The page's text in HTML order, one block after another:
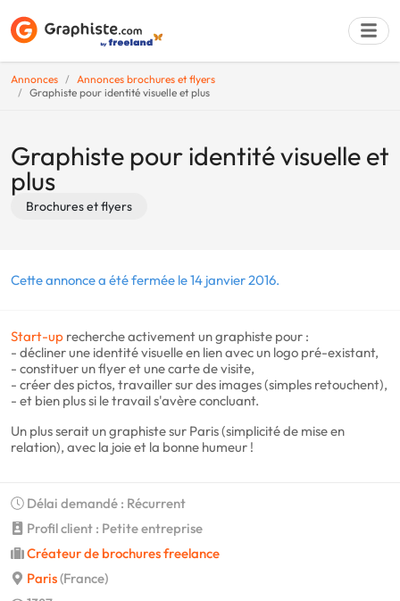
Annonces
Annonces brochures et flyers
Graphiste pour identité visuelle et plus
Graphiste pour identité visuelle et
plus
Brochures et flyers
Cette annonce a été fermée le 14 janvier 2016.
Start-up recherche activement un graphiste pour :
- décliner une identité visuelle en lien avec un logo pré-existant,
- constituer un flyer et une carte de visite,
- créer des pictos, travailler sur des images (simples retouchent),
- et bien plus si le travail s'avère concluant.
Un plus serait un graphiste sur Paris (simplicité de mise en
relation), avec la joie et la bonne humeur !
Délai demandé : Récurrent
Profil client : Petite entreprise
Créateur de brochures freelance
Paris(France)